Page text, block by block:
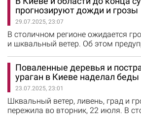
(аварийно-спасательного взвода)
аварийно-спасательной службы
служба спасения».
прогнозируют дожди и грозы
29.07.2025, 23:07
В столичном регионе ожидается
и шквальный ветер. Об этом
прогнозируют в столице
ветер юго-западный, 7-12 м/с.
19°, днем 21-23°. Специалисты
время грозы следует закрыть окна
ним, не трогать металлическую…
Поваленные деревья и
ураган в Киеве наделал беды
23.07.2025, 23:01
Шквальный ветер, ливень, град и
пережила во вторник, 22 июля. В